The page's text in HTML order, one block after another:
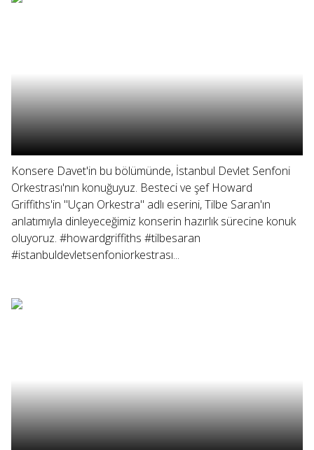
Konsere Davet'in bu bölümünde, İstanbul Devlet Senfoni
Orkestrası'nın konuğuyuz. Besteci ve şef Howard
Griffiths'in "Uçan Orkestra" adlı eserini, Tilbe Saran'ın
anlatımıyla dinleyeceğimiz konserin hazırlık sürecine konuk
oluyoruz. #howardgriffiths #tilbesaran
#istanbuldevletsenfoniorkestrası...